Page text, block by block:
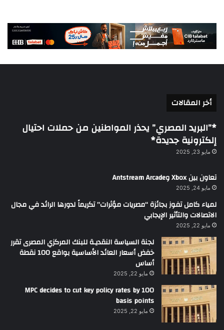
أخر المقالات
*”البريد المصري” يحذر المواطنين من حملات احتيال
إلكترونية جديدة*
مايو 23, 2025
تعاون بين Xbox وAntstream Arcade
مايو 24, 2025
لمياء كامل تفوز بجائزة “مصريات مؤثرات” تكريماً لدورها الرائد في مجال
الاتصالات والتأثير الإيجابي
مايو 22, 2025
لجنة السياسة النقديـة للبنك المركزي المصرى تقرر
خفض أسعار العائد الأساسية بواقع 100 نقطة
أساس
مايو 22, 2025
MPC decides to cut key policy rates by 100
basis points
مايو 22, 2025